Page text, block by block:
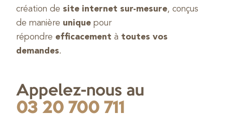
création de site internet sur-mesure, conçus
de manière unique pour
répondre efficacement à toutes vos
demandes.
Appelez-nous au
03 20 700 711